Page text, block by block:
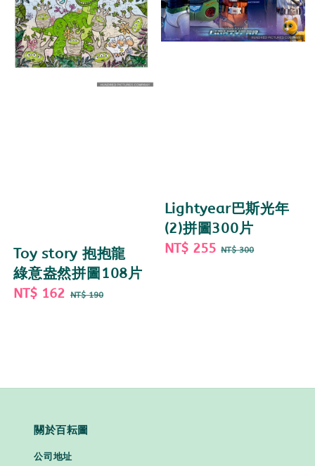
Toy story 抱抱龍
綠意盎然拼圖108片
Sale
NT$ 162 Regular
NT$ 190
Lightyear巴斯光年
(2)拼圖300片
Sale
NT$ 255 Regular
NT$ 300
關於百耘圖
公司地址